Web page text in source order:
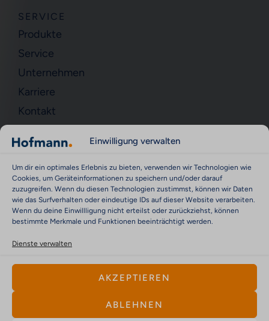
Einwilligung verwalten
Um dir ein optimales Erlebnis zu bieten, verwenden wir Technologien wie
Cookies, um Geräteinformationen zu speichern und/oder darauf
zuzugreifen. Wenn du diesen Technologien zustimmst, können wir Daten
wie das Surfverhalten oder eindeutige IDs auf dieser Website verarbeiten.
Wenn du deine Einwillligung nicht erteilst oder zurückziehst, können
bestimmte Merkmale und Funktionen beeinträchtigt werden.
Dienste verwalten
AKZEPTIEREN
ABLEHNEN
SERVICE
Produkte
Service
Unternehmen
Karriere
Kontakt
KONTAKT
Impressum
Datenschutz
Cookie-Richtlinie (EU)